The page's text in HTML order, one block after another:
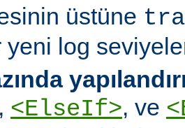
üstüne
yeni log
, <ElseIf>, ve